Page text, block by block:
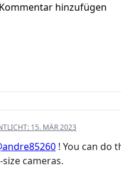
hinzufügen
15. MÄR 2023
! You can do
cameras.